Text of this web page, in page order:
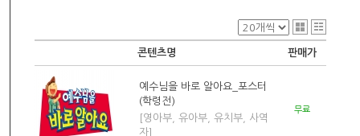
콘텐츠명 판매가
예수님을 바로 알아요_포스터
(학령전)
[영아부, 유아부, 유치부, 사역
자]
무료